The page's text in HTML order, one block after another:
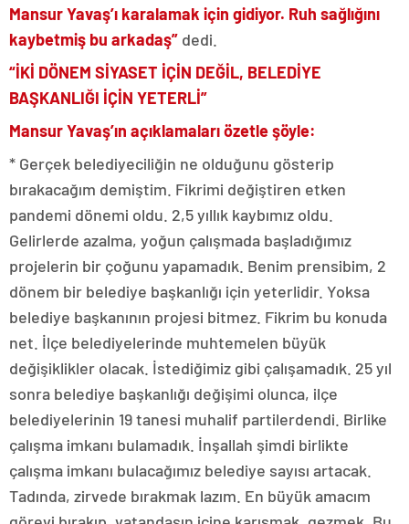
Mansur Yavaş’ı karalamak için gidiyor. Ruh sağlığını
kaybetmiş bu arkadaş” dedi.
“İKİ DÖNEM SİYASET İÇİN DEĞİL, BELEDİYE
BAŞKANLIĞI İÇİN YETERLİ”
Mansur Yavaş’ın açıklamaları özetle şöyle:
* Gerçek belediyeciliğin ne olduğunu gösterip
bırakacağım demiştim. Fikrimi değiştiren etken
pandemi dönemi oldu. 2,5 yıllık kaybımız oldu.
Gelirlerde azalma, yoğun çalışmada başladığımız
projelerin bir çoğunu yapamadık. Benim prensibim, 2
dönem bir belediye başkanlığı için yeterlidir. Yoksa
belediye başkanının projesi bitmez. Fikrim bu konuda
net. İlçe belediyelerinde muhtemelen büyük
değişiklikler olacak. İstediğimiz gibi çalışamadık. 25 yıl
sonra belediye başkanlığı değişimi olunca, ilçe
belediyelerinin 19 tanesi muhalif partilerdendi. Birlike
çalışma imkanı bulamadık. İnşallah şimdi birlikte
çalışma imkanı bulacağımız belediye sayısı artacak.
Tadında, zirvede bırakmak lazım. En büyük amacım